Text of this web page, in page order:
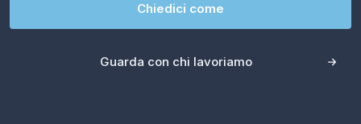
Chiedici come
Guarda con chi lavoriamo